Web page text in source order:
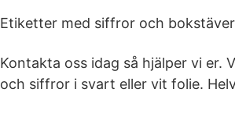
Etiketter med siffror och
Kontakta oss idag så hjälper vi er.
och siffror i svart eller vit folie.